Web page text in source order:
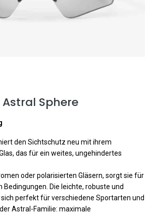
Sphere
den Sichtschutz neu mit ihrem
das für ein weites, ungehindertes
oder polarisierten Gläsern, sorgt sie für
Bedingungen. Die leichte, robuste und
perfekt für verschiedene Sportarten und
Astral-Familie: maximale